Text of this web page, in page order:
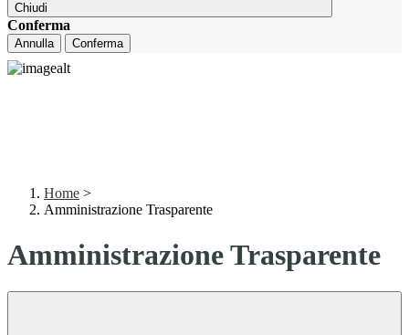
Chiudi
Conferma
Annulla Conferma
Home >
Amministrazione Trasparente
Amministrazione Trasparente